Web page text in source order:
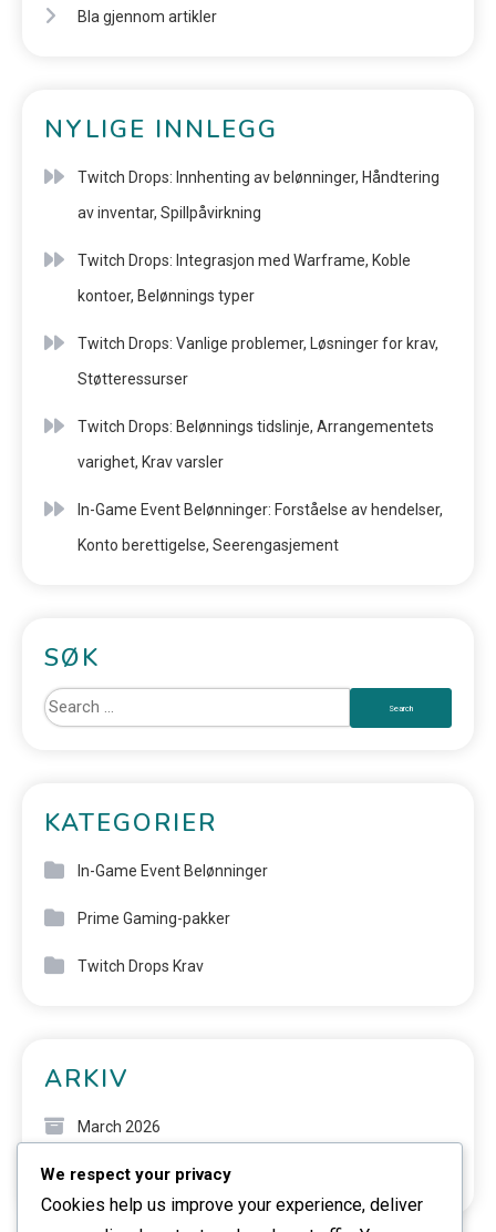
Bla gjennom artikler
NYLIGE INNLEGG
Twitch Drops: Innhenting av belønninger, Håndtering
av inventar, Spillpåvirkning
Twitch Drops: Integrasjon med Warframe, Koble
kontoer, Belønnings typer
Twitch Drops: Vanlige problemer, Løsninger for krav,
Støtteressurser
Twitch Drops: Belønnings tidslinje, Arrangementets
varighet, Krav varsler
In-Game Event Belønninger: Forståelse av hendelser,
Konto berettigelse, Seerengasjement
SØK
KATEGORIER
In-Game Event Belønninger
Prime Gaming-pakker
Twitch Drops Krav
ARKIV
March 2026
February 2026
We respect your privacy
Cookies help us improve your experience, deliver